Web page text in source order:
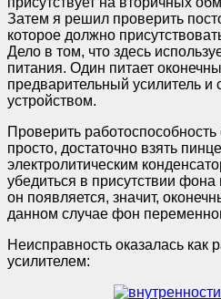
Затем я решил проверить
которое должно
Дело в том, что здесь
питания. Один питает
предварительный усилитель и
устройством.
Проверить работоспособность
просто, достаточно взять
электролитическим
убедиться в присутствии
он появляется, значит,
данном случае фон
Неисправность оказалась как
усилителем: